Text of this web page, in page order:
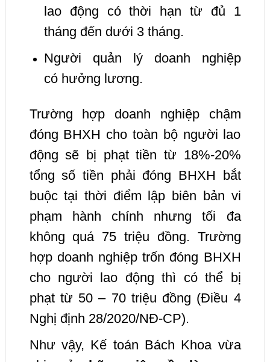
lao động có thời hạn từ đủ 1
tháng đến dưới 3 tháng.
Người quản lý doanh nghiệp
có hưởng lương.
Trường hợp doanh nghiệp chậm
đóng BHXH cho toàn bộ người lao
động sẽ bị phạt tiền từ 18%-20%
tổng số tiền phải đóng BHXH bắt
buộc tại thời điểm lập biên bản vi
phạm hành chính nhưng tối đa
không quá 75 triệu đồng. Trường
hợp doanh nghiệp trốn đóng BHXH
cho người lao động thì có thể bị
phạt từ 50 – 70 triệu đồng (Điều 4
Nghị định 28/2020/NĐ-CP).
Như vậy, Kế toán Bách Khoa vừa